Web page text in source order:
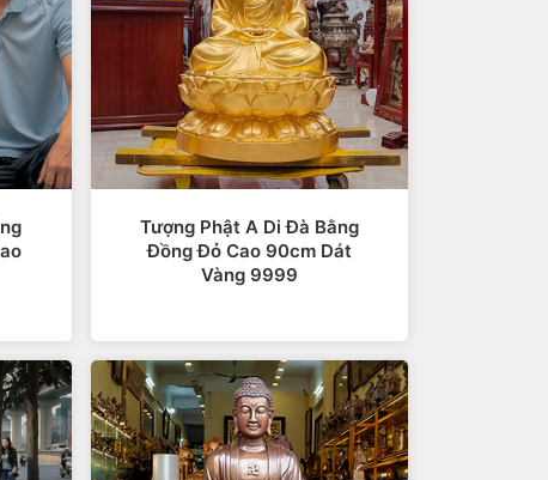
Tượng Phật A Di Đà Bằng
Đồng Đỏ Cao 90cm Dát
Vàng 9999